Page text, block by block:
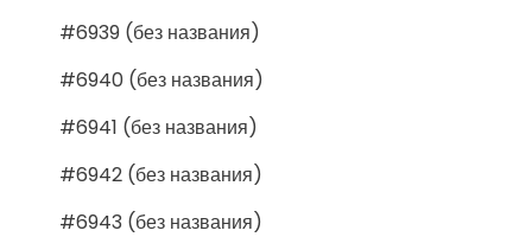
#6939 (без названия)
#6940 (без названия)
#6941 (без названия)
#6942 (без названия)
#6943 (без названия)